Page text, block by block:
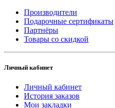
Производители
Подарочные сертификаты
Партнёры
Товары со скидкой
Личный кабинет
Личный кабинет
История заказов
Мои закладки